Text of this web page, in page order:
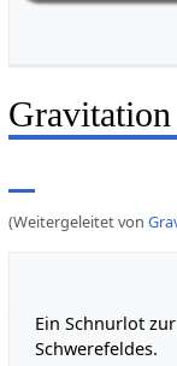
Gravitation
(Weitergeleitet von
Ein Schnurlot
Schwerefeldes.